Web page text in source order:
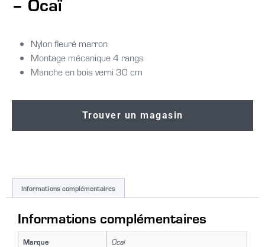
Nylon fleuré marron
Montage mécanique 4 rangs
Manche en bois verni 30 cm
Trouver un magasin
Informations complémentaires
Informations complémentaires
Marque Ocaï